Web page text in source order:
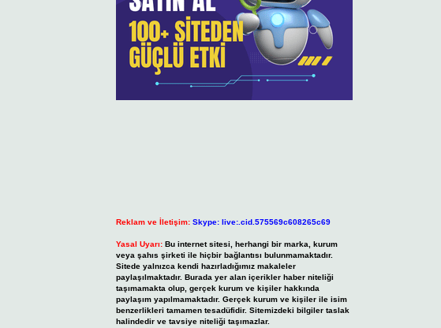
Reklam ve İletişim: Skype: live:.cid.575569c608265c69
Yasal Uyarı: Bu internet sitesi, herhangi bir marka, kurum
veya şahıs şirketi ile hiçbir bağlantısı bulunmamaktadır.
Sitede yalnızca kendi hazırladığımız makaleler
paylaşılmaktadır. Burada yer alan içerikler haber niteliği
taşımamakta olup, gerçek kurum ve kişiler hakkında
paylaşım yapılmamaktadır. Gerçek kurum ve kişiler ile isim
benzerlikleri tamamen tesadüfidir. Sitemizdeki bilgiler taslak
halindedir ve tavsiye niteliği taşımazlar.